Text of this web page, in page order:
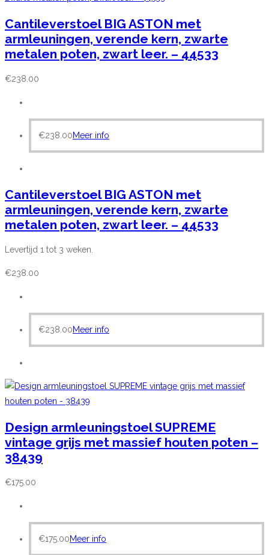
Cantileverstoel BIG ASTON met
armleuningen, verende kern, zwarte
metalen poten, zwart leer. – 44533
€238.00
€238.00Meer info
Cantileverstoel BIG ASTON met
armleuningen, verende kern, zwarte
metalen poten, zwart leer. – 44533
Levertijd 1 tot 3 weken.
€238.00
€238.00Meer info
Design armleuningstoel SUPREME
vintage grijs met massief houten poten –
38439
€175.00
€175.00Meer info